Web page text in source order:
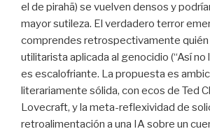
el de pirahã) se vuelven densos y
mayor sutileza. El verdadero terror
comprendes retrospectivamente quién
utilitarista aplicada al genocidio (“Así no
es escalofriante. La propuesta es
literariamente sólida, con ecos de Ted
Lovecraft, y la meta-reflexividad de
retroalimentación a una IA sobre un